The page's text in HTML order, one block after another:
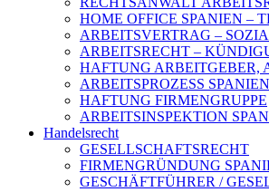
HOME OFFICE SPANIEN –
ARBEITSVERTRAG –
ARBEITSRECHT –
HAFTUNG ARBEITGEBER,
ARBEITSPROZESS SPANIEN
HAFTUNG FIRMENGRUPPE
ARBEITSINSPEKTION
Handelsrecht
GESELLSCHAFTSRECHT
FIRMENGRÜNDUNG
GESCHÄFTFÜHRER /